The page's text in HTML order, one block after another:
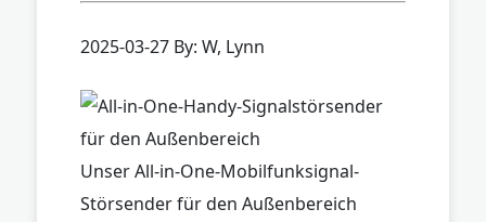
2025-03-27 By: W, Lynn
Unser All-in-One-Mobilfunksignal-
Störsender für den Außenbereich